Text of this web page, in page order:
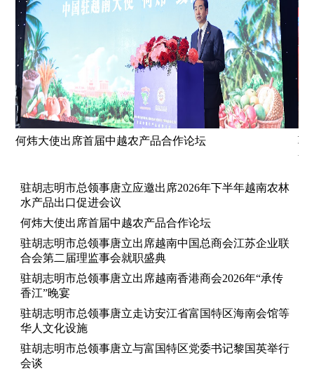
何炜大使出席首届中越农产品合作论坛
驻
会
驻胡志明市总领事唐立应邀出席2026年下半年越南农林
水产品出口促进会议
何炜大使出席首届中越农产品合作论坛
驻胡志明市总领事唐立出席越南中国总商会江苏企业联
合会第二届理监事会就职盛典
驻胡志明市总领事唐立出席越南香港商会2026年“承传
香江”晚宴
驻胡志明市总领事唐立走访安江省富国特区海南会馆等
华人文化设施
驻胡志明市总领事唐立与富国特区党委书记黎国英举行
会谈